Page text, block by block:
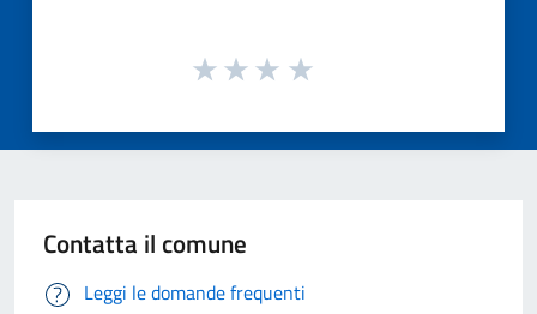
Contatta il comune
Leggi le domande frequenti